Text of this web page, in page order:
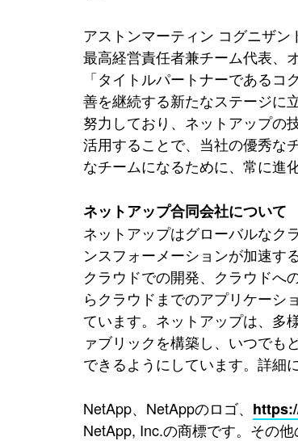
アストンマーティン コグニザ
最高経営責任者兼チーム代表、
「タイトルパートナーである
善を継続する新たなステージに
努力しており、ネットアップの
活用することで、当社の優秀な
なチームになるために、常に進
ネットアップ合同会社について
ネットアップはグローバルなク
ンスフォーメーションが加速す
クラウドでの開発、クラウドへ
らクラウドまでのアプリケーシ
ています。ネットアップは、多
ァブリックを構築し、いつでも
できるようにしています。詳細
NetApp、NetAppのロゴ、
NetApp, Inc.の商標です。その